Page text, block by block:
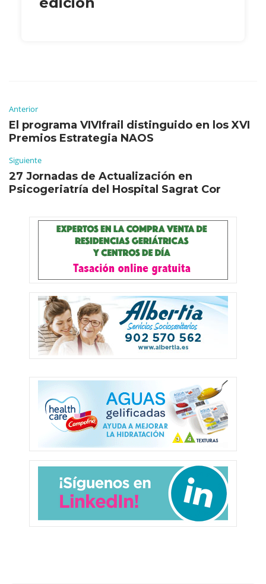
Anterior
El programa VIVIfrail distinguido en los XVI
Premios Estrategia NAOS
Siguiente
27 Jornadas de Actualización en
Psicogeriatría del Hospital Sagrat Cor